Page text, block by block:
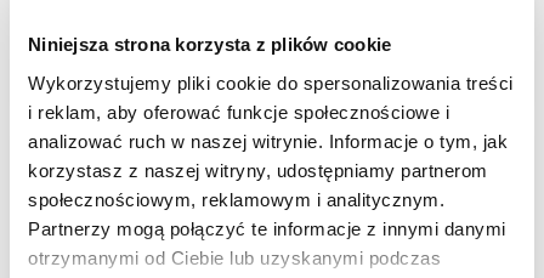
Niniejsza strona korzysta z plików cookie
Wykorzystujemy pliki cookie do spersonalizowania treści
i reklam, aby oferować funkcje społecznościowe i
analizować ruch w naszej witrynie. Informacje o tym, jak
korzystasz z naszej witryny, udostępniamy partnerom
społecznościowym, reklamowym i analitycznym.
Partnerzy mogą połączyć te informacje z innymi danymi
otrzymanymi od Ciebie lub uzyskanymi podczas
LOKALIZACJA
Tarasy nad Zalewem zostały stworzone jako cicha